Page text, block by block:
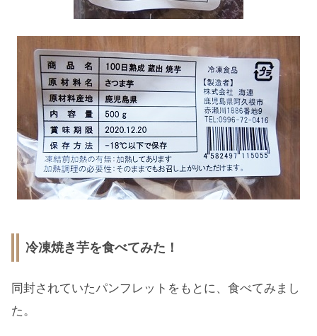
冷凍焼き芋を食べてみた！
同封されていたパンフレットをもとに、食べてみまし
た。